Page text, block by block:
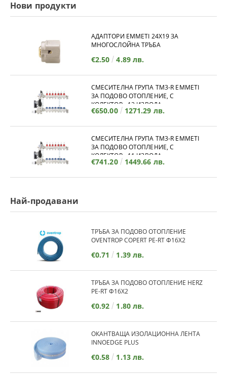
Нови продукти
АДАПТОРИ EMMETI 24X19 ЗА
МНОГОСЛОЙНА ТРЪБА
€2.50 4.89 лв.
СМЕСИТЕЛНА ГРУПА TM3-R EMMETI
ЗА ПОДОВО ОТОПЛЕНИЕ, С
КОЛЕКТОР - 12 ИЗВОДА
€650.00 1271.29 лв.
СМЕСИТЕЛНА ГРУПА TM3-R EMMETI
ЗА ПОДОВО ОТОПЛЕНИЕ, С
КОЛЕКТОР - 11 ИЗВОДА
€741.20 1449.66 лв.
Най-продавани
ТРЪБА ЗА ПОДОВО ОТОПЛЕНИЕ
OVENTROP COPERT PE-RT Ф16Х2
€0.71 1.39 лв.
ТРЪБА ЗА ПОДОВО ОТОПЛЕНИЕ HERZ
PE-RT Ф16Х2
€0.92 1.80 лв.
ОКАНТВАЩА ИЗОЛАЦИОННА ЛЕНТА
INNOEDGE PLUS
€0.58 1.13 лв.